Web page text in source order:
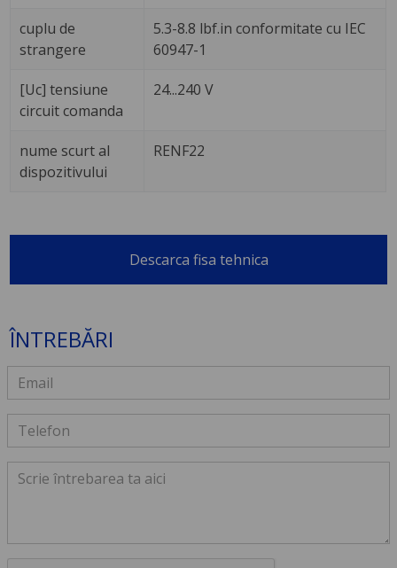
cuplu de
strangere
5.3-8.8 lbf.in conformitate cu IEC
60947-1
[Uc] tensiune
circuit comanda
24...240 V
nume scurt al
dispozitivului
RENF22
Descarca fisa tehnica
ÎNTREBĂRI